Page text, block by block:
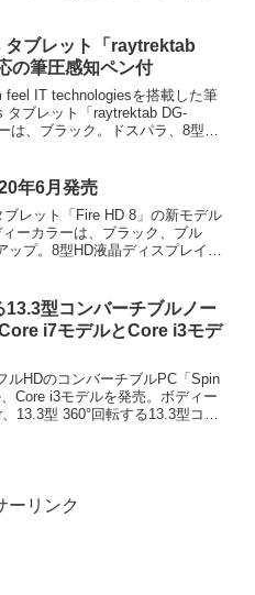
タブレット「raytrektab
の筆圧感知ペン付
feel IT technologiesを搭載した筆
タブレット「raytrektab DG-
は、ブラック。ドスパラ、8型
年6月発売
レット「Fire HD 8」の新モデル
ーカラーは、ブラック、ブル
ップ。8型HD液晶ディスプレイ
型コンバーチブルノー
i7モデルとCore i3モデ
ルHDのコンバーチブルPC「Spin
Core i3モデルを発売。ボディー
13.3型 360°回転する13.3型コ
ーリンク